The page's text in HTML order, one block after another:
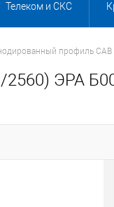
Телеком и СКС
Источники
и
профиль
ЭРА